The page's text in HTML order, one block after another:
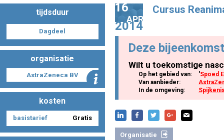
Nascholingen online (elearning)
Nascholingen op aanvraag (in-company)
Nascholing aanmelden
tijdsduur
Dagdeel
organisatie
AstraZeneca BV
kosten
basistarief Gratis
16
APR
2014
Cursus
Deze
Wilt u toekomstige
Op het gebied van: 'Spoed
Van aanbieder:
In de omgeving:
Organisatie